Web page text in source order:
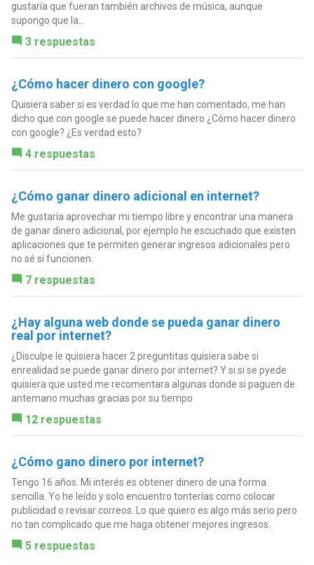
gustaría que fueran también archivos de música, aunque
supongo que la...
3 respuestas
¿Cómo hacer dinero con google?
Quisiera saber si es verdad lo que me han comentado, me han
dicho que con google se puede hacer dinero ¿Cómo hacer dinero
con google? ¿Es verdad esto?
4 respuestas
¿Cómo ganar dinero adicional en internet?
Me gustaría aprovechar mi tiempo libre y encontrar una manera
de ganar dinero adicional, por ejemplo he escuchado que existen
aplicaciones que te permiten generar ingresos adicionales pero
no sé si funcionen.
7 respuestas
¿Hay alguna web donde se pueda ganar dinero
real por internet?
¿Disculpe le quisiera hacer 2 preguntitas quisiera sabe si
enrealidad se puede ganar dinero por internet? Y si si se pyede
quisiera que usted me recomentara algunas donde si paguen de
antemano muchas gracias por su tiempo
12 respuestas
¿Cómo gano dinero por internet?
Tengo 16 años. Mi interés es obtener dinero de una forma
sencilla. Yo he leído y solo encuentro tonterías como colocar
publicidad o revisar correos. Lo que quiero es algo más serio pero
no tan complicado que me haga obtener mejores ingresos.
5 respuestas